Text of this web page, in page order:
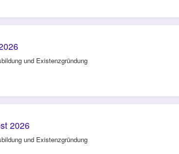
und Existenzgründung
2026
und Existenzgründung